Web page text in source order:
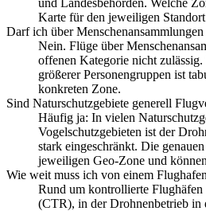
und Landesbehörden. Welche
Karte für den jeweiligen
Darf ich über
Nein. Flüge über
offenen Kategorie nicht
größerer Personengruppen ist
konkreten Zone.
Sind Naturschutzgebiete generell
Häufig ja: In vielen
Vogelschutzgebieten ist der
stark eingeschränkt. Die
jeweiligen Geo-Zone und
Wie weit muss ich von einem
Rund um kontrollierte
(CTR), in der Drohnenbetrieb in